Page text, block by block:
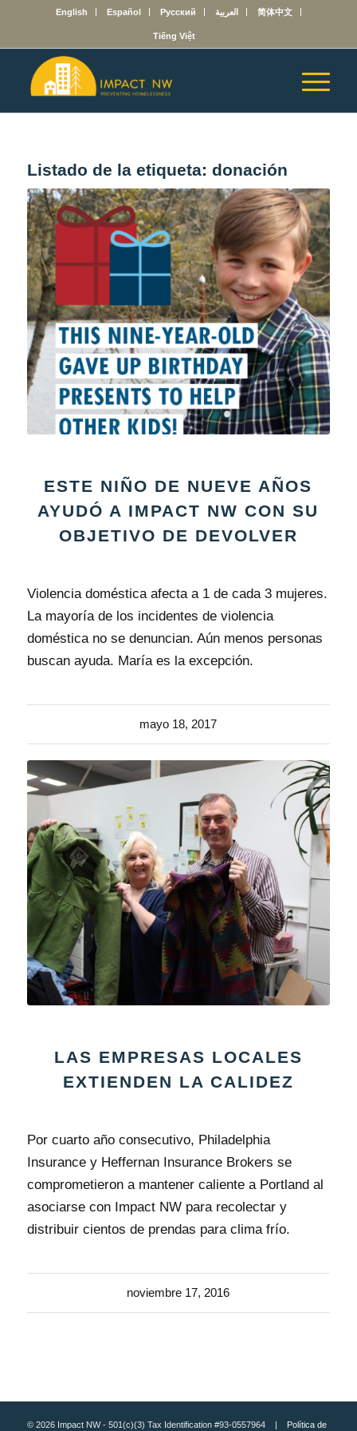
English Español Русский العربية 简体中文
Tiếng Việt
Listado de la etiqueta: donación
ESTE NIÑO DE NUEVE AÑOS
AYUDÓ A IMPACT NW CON SU
OBJETIVO DE DEVOLVER
Violencia doméstica afecta a 1 de cada 3 mujeres.
La mayoría de los incidentes de violencia
doméstica no se denuncian. Aún menos personas
buscan ayuda. María es la excepción.
mayo 18, 2017
LAS EMPRESAS LOCALES
EXTIENDEN LA CALIDEZ
Por cuarto año consecutivo, Philadelphia
Insurance y Heffernan Insurance Brokers se
comprometieron a mantener caliente a Portland al
asociarse con Impact NW para recolectar y
distribuir cientos de prendas para clima frío.
noviembre 17, 2016
© 2026 Impact NW - 501(c)(3) Tax Identification #93-0557964 | Política de